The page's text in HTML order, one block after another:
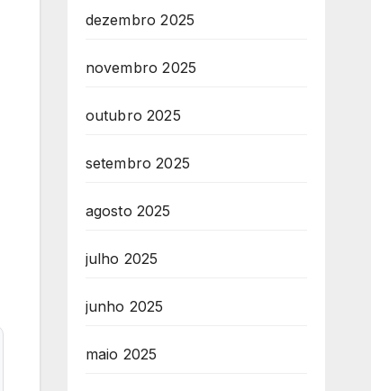
dezembro 2025
novembro 2025
outubro 2025
setembro 2025
agosto 2025
julho 2025
junho 2025
maio 2025